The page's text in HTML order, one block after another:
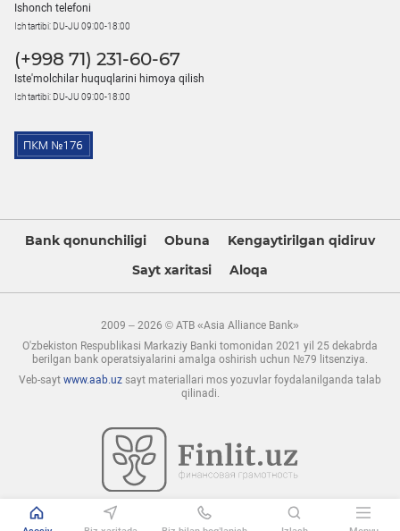
Ishonch telefoni
Ish tartibi: DU-JU 09:00-18:00
(+998 71) 231-60-67
Iste'molchilar huquqlarini himoya qilish
Ish tartibi: DU-JU 09:00-18:00
Bank qonunchiligi Obuna
Kengaytirilgan qidiruv
Sayt xaritasi
Aloqa
2009 – 2026 © ATB «Asia Alliance Bank»
O'zbekiston Respublikasi Markaziy Banki tomonidan 2021 yil 25 dekabrda
berilgan bank operatsiyalarini amalga oshirish uchun №79 litsenziya.
Veb-sayt www.aab.uz sayt materiallari mos yozuvlar foydalanilganda talab
qilinadi.